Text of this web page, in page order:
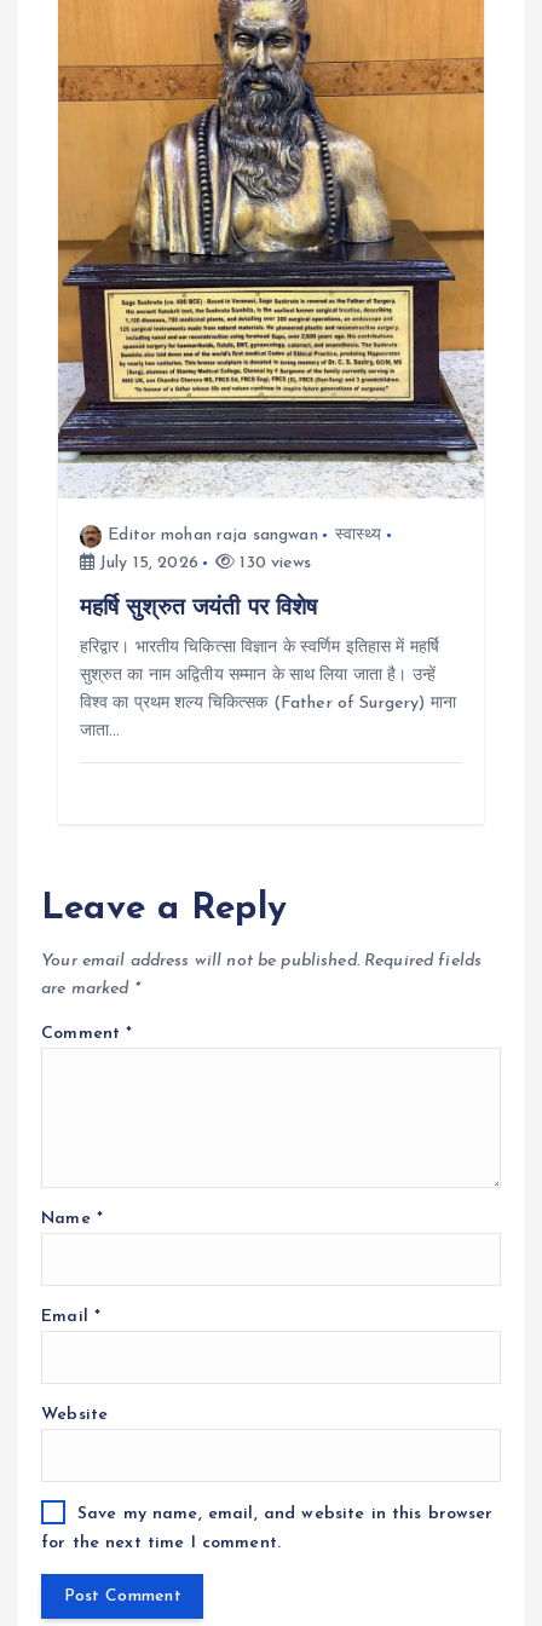
Editor mohan raja sangwan
स्वास्थ्य
July 15, 2026
130 views
महर्षि सुश्रुत जयंती पर विशेष
हरिद्वार। भारतीय चिकित्सा विज्ञान के स्वर्णिम इतिहास में महर्षि
सुश्रुत का नाम अद्वितीय सम्मान के साथ लिया जाता है। उन्हें
विश्व का प्रथम शल्य चिकित्सक (Father of Surgery) माना
जाता…
Leave a Reply
Your email address will not be published. Required fields
are marked *
Comment*
Name *
Email *
Website
Save my name, email, and website in this browser
for the next time I comment.